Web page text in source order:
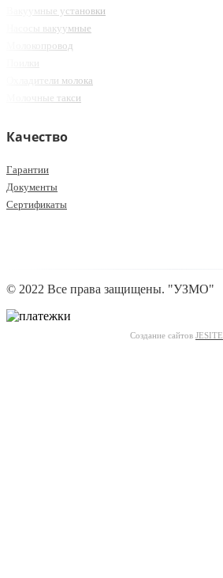
Вакуумные установки
Насосы вакуумные
Молокопровод
Охладители молока
Молочные такси
Качество
Гарантии
Документы
Сертификаты
© 2022 Все права защищены. "УЗМО"
Создание сайтов JESITE